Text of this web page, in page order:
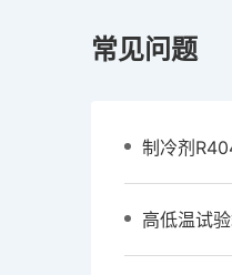
常见问题
高低温试